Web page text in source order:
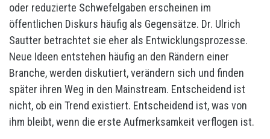
oder reduzierte Schwefelgaben erscheinen im
öffentlichen Diskurs häufig als Gegensätze. Dr. Ulrich
Sautter betrachtet sie eher als Entwicklungsprozesse.
Neue Ideen entstehen häufig an den Rändern einer
Branche, werden diskutiert, verändern sich und finden
später ihren Weg in den Mainstream. Entscheidend ist
nicht, ob ein Trend existiert. Entscheidend ist, was von
ihm bleibt, wenn die erste Aufmerksamkeit verflogen ist.